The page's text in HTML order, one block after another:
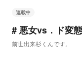
連載中
# 悪女vs．ド変態
前世出来杉くんです。